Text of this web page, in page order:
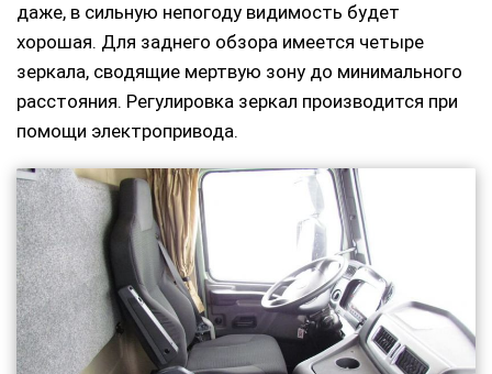
даже, в сильную непогоду видимость будет
хорошая. Для заднего обзора имеется четыре
зеркала, сводящие мертвую зону до минимального
расстояния. Регулировка зеркал производится при
помощи электропривода.